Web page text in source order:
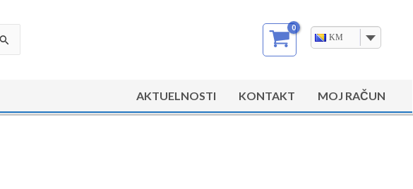
KM
AKTUELNOSTI KONTAKT MOJ RAČUN